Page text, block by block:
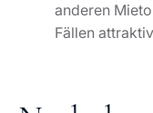
anderen
Fällen